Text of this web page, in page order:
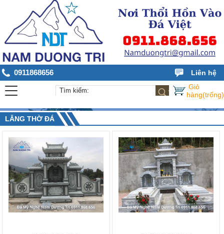
0911868656
Liên hệ
Giỏ
hàng(trống)
LĂNG THỜ ĐÁ